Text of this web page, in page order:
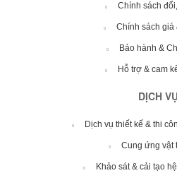
Chính sách
Chính sách giá
Bảo hành &
Hỗ trợ & cam
DỊCH
Dịch vụ thiết kế & thi
Cung ứng vật
Khảo sát & cải tạo